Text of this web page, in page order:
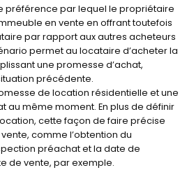
préférence par lequel le propriétaire
en vente en offrant toutefois
par rapport aux autres acheteurs
permet au locataire d’acheter la
une promesse d’achat,
précédente.
de location résidentielle et une
au même moment. En plus de définir
cette façon de faire précise
comme l’obtention du
préachat et la date de
de vente, par exemple.